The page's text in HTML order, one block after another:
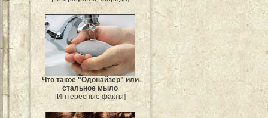
Что такое "Одонайзер" или
стальное мыло
[Интересные факты]